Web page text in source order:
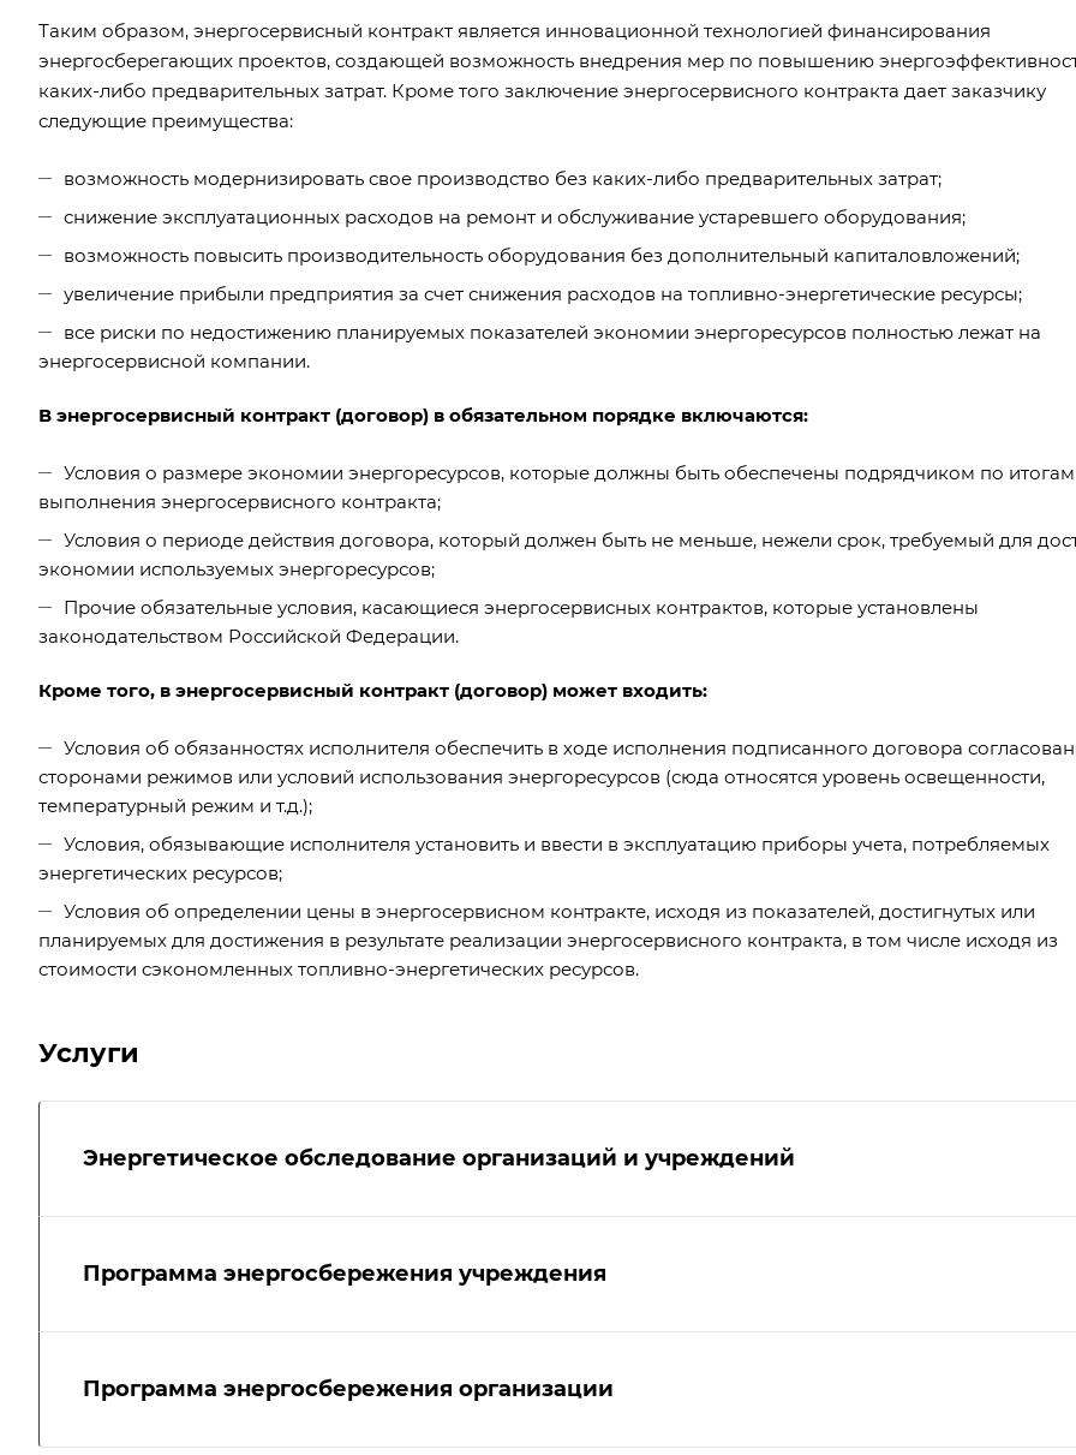
Таким образом, энергосервисный контракт является инновационной технологией финансирования
энергосберегающих проектов, создающей возможность внедрения мер по повышению
каких-либо предварительных затрат. Кроме того заключение энергосервисного контракта дает заказчику
следующие преимущества:
возможность модернизировать свое производство без каких-либо предварительных затрат;
снижение эксплуатационных расходов на ремонт и обслуживание устаревшего оборудования;
возможность повысить производительность оборудования без дополнительный капиталовложений;
увеличение прибыли предприятия за счет снижения расходов на топливно-энергетические ресурсы;
все риски по недостижению планируемых показателей экономии энергоресурсов полностью лежат на
энергосервисной компании.
В энергосервисный контракт (договор) в обязательном порядке включаются:
Условия о размере экономии энергоресурсов, которые должны быть обеспечены подрядчиком по итогам
выполнения энергосервисного контракта;
Условия о периоде действия договора, который должен быть не меньше, нежели срок, требуемый для
экономии используемых энергоресурсов;
Прочие обязательные условия, касающиеся энергосервисных контрактов, которые установлены
законодательством Российской Федерации.
Кроме того, в энергосервисный контракт (договор) может входить:
Условия об обязанностях исполнителя обеспечить в ходе исполнения подписанного договора
сторонами режимов или условий использования энергоресурсов (сюда относятся уровень освещенности,
температурный режим и т.д.);
Условия, обязывающие исполнителя установить и ввести в эксплуатацию приборы учета, потребляемых
энергетических ресурсов;
Условия об определении цены в энергосервисном контракте, исходя из показателей, достигнутых или
планируемых для достижения в результате реализации энергосервисного контракта, в том числе исходя из
стоимости сэкономленных топливно-энергетических ресурсов.
Услуги
Энергетическое обследование организаций и учреждений
Программа энергосбережения учреждения
Программа энергосбережения организации